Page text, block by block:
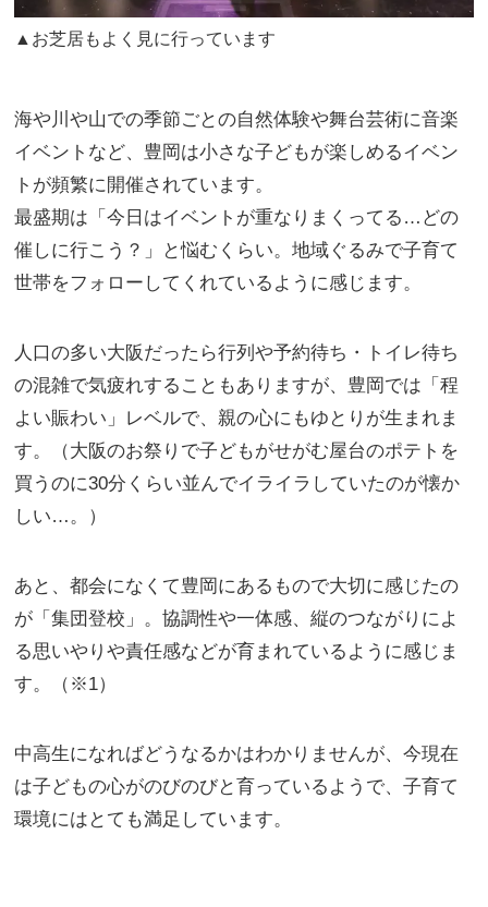
▲お芝居もよく見に行っています
海や川や山での季節ごとの自然体験や舞台芸術に音楽
イベントなど、豊岡は小さな子どもが楽しめるイベン
トが頻繁に開催されています。
最盛期は「今日はイベントが重なりまくってる…どの
催しに行こう？」と悩むくらい。地域ぐるみで子育て
世帯をフォローしてくれているように感じます。
人口の多い大阪だったら行列や予約待ち・トイレ待ち
の混雑で気疲れすることもありますが、豊岡では「程
よい賑わい」レベルで、親の心にもゆとりが生まれま
す。（大阪のお祭りで子どもがせがむ屋台のポテトを
買うのに30分くらい並んでイライラしていたのが懐か
しい…。）
あと、都会になくて豊岡にあるもので大切に感じたの
が「集団登校」。協調性や一体感、縦のつながりによ
る思いやりや責任感などが育まれているように感じま
す。（※1）
中高生になればどうなるかはわかりませんが、今現在
は子どもの心がのびのびと育っているようで、子育て
環境にはとても満足しています。